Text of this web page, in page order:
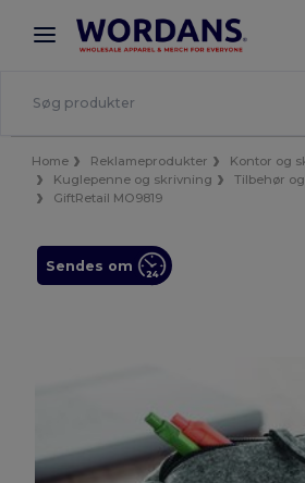
× Wordans-app
Bedre priser i appen!
Home Reklameprodukter
Kontor og
Kuglepenne og skrivning
Tilbehør
GiftRetail MO9819
Sendes om